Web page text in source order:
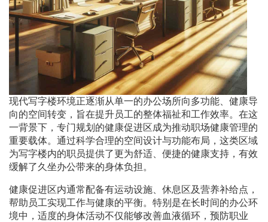
现代写字楼环境正逐渐从单一的办公场所向多功能、健康导
向的空间转变，旨在提升员工的整体福祉和工作效率。在这
一背景下，专门规划的健康促进区成为推动职场健康管理的
重要载体。通过科学合理的空间设计与功能布局，这类区域
为写字楼内的职员提供了更为舒适、便捷的健康支持，有效
缓解了久坐办公带来的身体负担。
健康促进区内通常配备有运动设施、休息区及营养补给点，
帮助员工实现工作与健康的平衡。特别是在长时间的办公环
境中，适度的身体活动不仅能够改善血液循环，预防职业